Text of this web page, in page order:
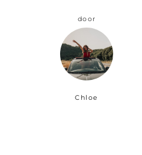
door
Chloe